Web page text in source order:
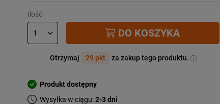
Ilość
DO KOSZYKA
Otrzymaj 29 pkt za zakup tego produktu.
Produkt dostępny
Wysyłka w ciągu:2-3 dni